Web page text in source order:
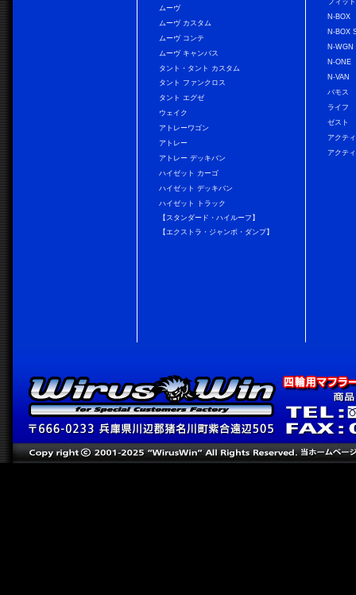
ムーヴ
ムーヴ カスタム
ムーヴ コンテ
ムーヴ キャンバス
タント・タント カスタム
タント ファンクロス
タント エグゼ
ウェイク
アトレーワゴン
アトレー
アトレー デッキバン
ハイゼット カーゴ
ハイゼット デッキバン
ハイゼット トラック
【スタンダード・ハイルーフ】
【エクストラ・ジャンボ・ダンプ】
N-BOX
N-BOX
N-WGN
N-ONE
N-VAN
バモス
ライフ
ゼスト
アクテ
アクテ